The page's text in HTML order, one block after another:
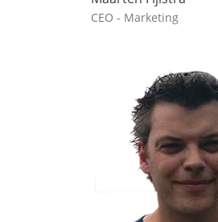
CEO - Marketing